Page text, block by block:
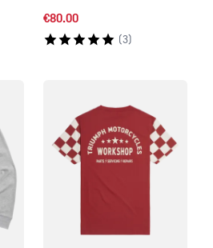
€80.00
(3)